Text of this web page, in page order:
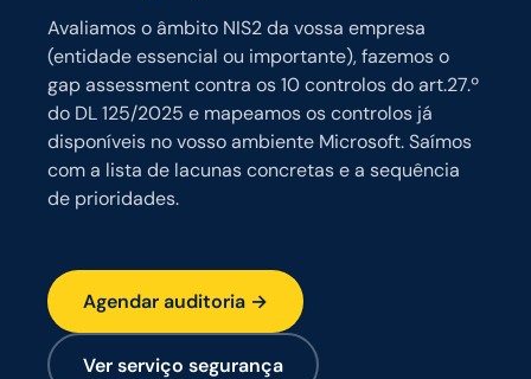
Avaliamos o âmbito NIS2 da vossa empresa
(entidade essencial ou importante), fazemos o
gap assessment contra os 10 controlos do art.27.º
do DL 125/2025 e mapeamos os controlos já
disponíveis no vosso ambiente Microsoft. Saímos
com a lista de lacunas concretas e a sequência
de prioridades.
Agendar auditoria →
Ver serviço segurança